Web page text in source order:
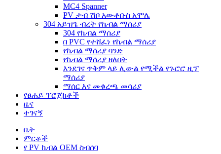
MC4 Spanner
PV ታብ ሽቦ አውቶቡስ አሞሌ
304 አይዝጌ ብረት የኬብል ማሰሪያ
304 የኬብል ማሰሪያ
በ PVC የተሸፈነ የኬብል ማሰሪያ
የኬብል ማሰሪያ ባንድ
የኬብል ማሰሪያ ዘለበት
እንደገና ጥቅም ላይ ሊውል የሚችል የጉሮሮ ዚፕ
ማሰሪያ
ማሰር እና መቁረጫ መሳሪያ
የፀሐይ ፕሮጀክቶች
ዜና
ተገናኝ
ቤት
ምርቶች
የ PV ኬብል OEM ስብሰባ